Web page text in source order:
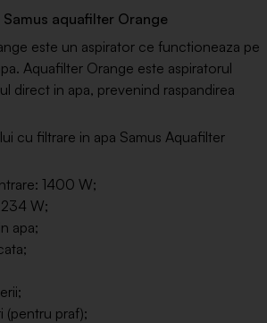
aquafilter Orange
este un aspirator ce functioneaza pe
Aquafilter Orange este aspiratorul
direct in apa, prevenind raspandirea
cu filtrare in apa Samus Aquafilter
1400 W;
W;
apa;
(pentru praf);